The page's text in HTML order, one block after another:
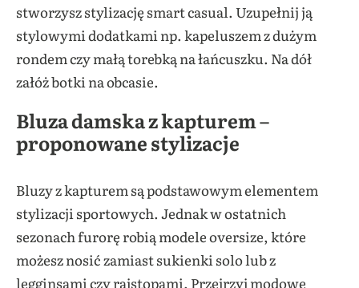
stworzysz stylizację smart casual. Uzupełnij ją
stylowymi dodatkami np. kapeluszem z dużym
rondem czy małą torebką na łańcuszku. Na dół
załóż botki na obcasie.
Bluza damska z kapturem –
proponowane stylizacje
Bluzy z kapturem są podstawowym elementem
stylizacji sportowych. Jednak w ostatnich
sezonach furorę robią modele oversize, które
możesz nosić zamiast sukienki solo lub z
legginsami czy rajstopami. Przejrzyj modowe